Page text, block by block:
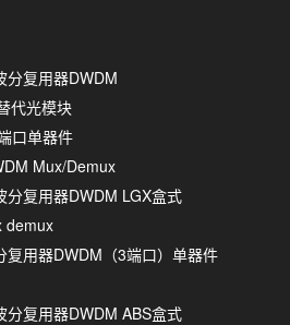
分复用器DWDM
代光模块
口单器件
Mux/Demux
复用器DWDM LGX盒式
demux
用器DWDM（3端口）单器件
复用器DWDM ABS盒式